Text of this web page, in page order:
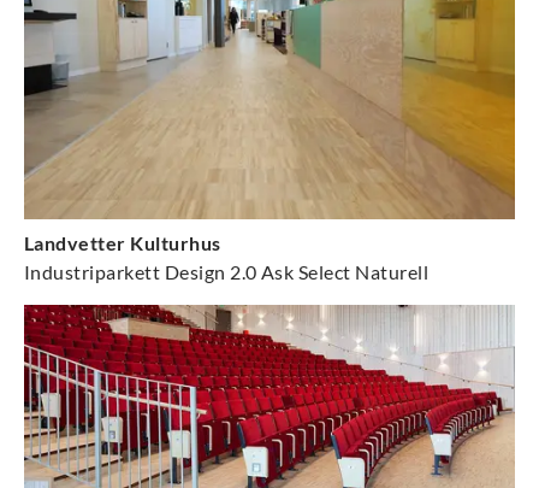
Landvetter Kulturhus
Industriparkett Design 2.0 Ask Select Naturell